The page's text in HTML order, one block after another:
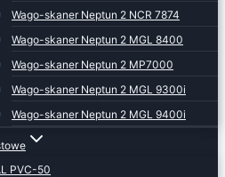
Wago-skaner Neptun 2 NCR 7874
Wago-skaner Neptun 2 MGL 8400
Wago-skaner Neptun 2 MP7000
Wago-skaner Neptun 2 MGL 9300i
Wago-skaner Neptun 2 MGL 9400i
PVC-50